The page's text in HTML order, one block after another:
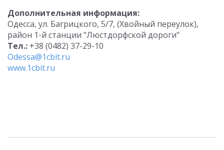
Дополнительная информация:
Одесса, ул. Багрицкого, 5/7, (Хвойный переулок),
район 1-й станции "Люстдорфской дороги"
Тел.: +38 (0482) 37-29-10
Odessa@1cbit.ru
www.1cbit.ru